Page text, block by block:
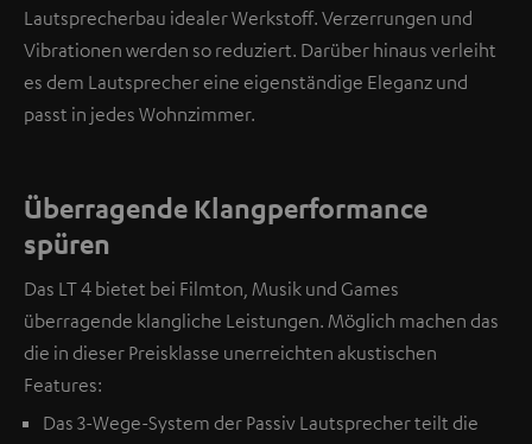
Lautsprecherbau idealer Werkstoff. Verzerrungen und
Vibrationen werden so reduziert. Darüber hinaus verleiht
es dem Lautsprecher eine eigenständige Eleganz und
passt in jedes Wohnzimmer.
Überragende Klangperformance
spüren
Das LT 4 bietet bei Filmton, Musik und Games
überragende klangliche Leistungen. Möglich machen das
die in dieser Preisklasse unerreichten akustischen
Features:
Das 3-Wege-System der Passiv Lautsprecher teilt die